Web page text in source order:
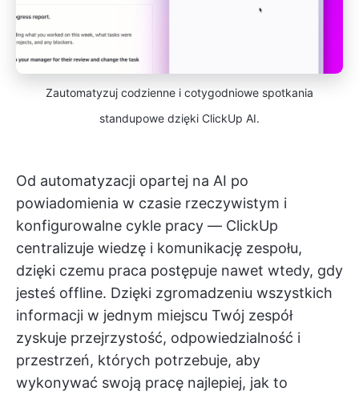
Zautomatyzuj codzienne i cotygodniowe spotkania
standupowe dzięki ClickUp AI.
Od automatyzacji opartej na AI po
powiadomienia w czasie rzeczywistym i
konfigurowalne cykle pracy — ClickUp
centralizuje wiedzę i komunikację zespołu,
dzięki czemu praca postępuje nawet wtedy, gdy
jesteś offline. Dzięki zgromadzeniu wszystkich
informacji w jednym miejscu Twój zespół
zyskuje przejrzystość, odpowiedzialność i
przestrzeń, których potrzebuje, aby
wykonywać swoją pracę najlepiej, jak to